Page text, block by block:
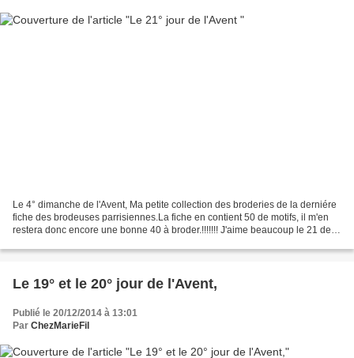
Le 4° dimanche de l'Avent, Ma petite collection des broderies de la derniére
fiche des brodeuses parrisiennes.La fiche en contient 50 de motifs, il m'en
restera donc encore une bonne 40 à broder.!!!!!!! J'aime beaucoup le 21 de la
Le 19° et le 20° jour de l'Avent,
Publié le 20/12/2014 à 13:01
Par ChezMarieFil